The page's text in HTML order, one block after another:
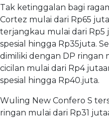
Tak ketinggalan bagi
Cortez mulai dari Rp65
terjangkau mulai dari Rp5
spesial hingga Rp35juta.
dimiliki dengan DP ringan
cicilan mulai dari Rp4
spesial hingga Rp40.juta.
Wuling New Confero S
ringan mulai dari Rp31